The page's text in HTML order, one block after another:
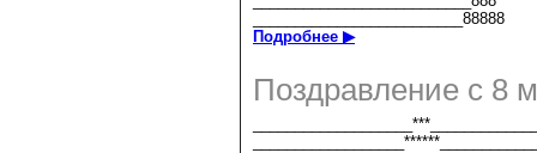
_________________________88888
Подробнее ▶
Поздравление с 8